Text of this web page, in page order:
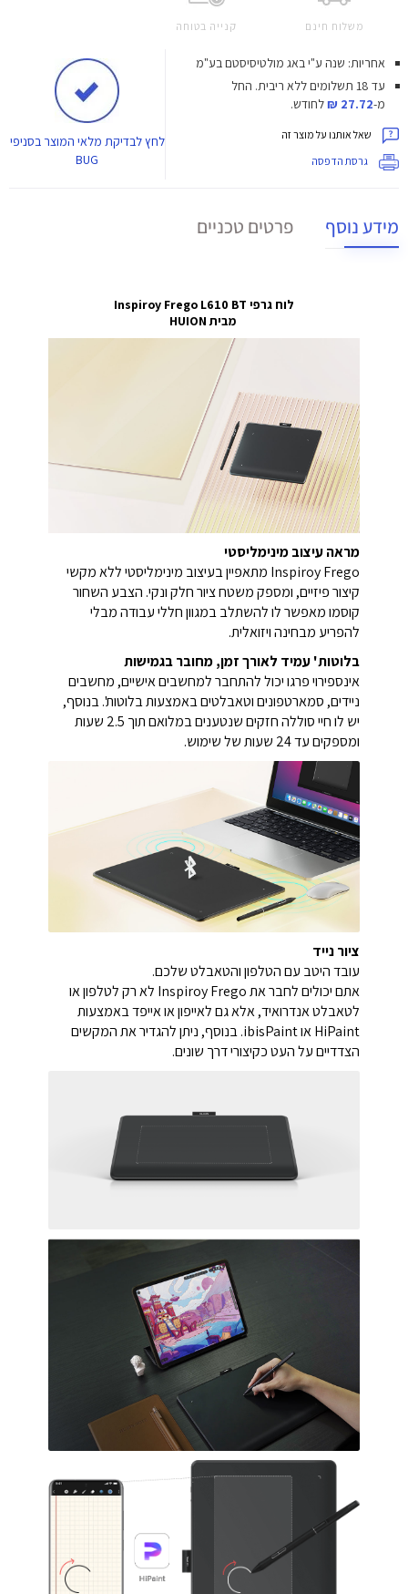
משלוח חינם קנייה בטוחה
אחריות: שנה ע"י באג מולטיסיסטם בע"מ
עד 18 תשלומים ללא ריבית.
החל
מ-27.72 ₪ לחודש.
שאל אותנו על מוצר זה
גרסת הדפסה
לחץלבדיקת מלאי המוצר בסניפי
BUG
מידע נוסף פרטים טכניים
לוח גרפי Inspiroy Frego L610 BT
מבית HUION
מראה עיצוב מינימליסטי
Inspiroy Frego מתאפיין בעיצוב מינימליסטי ללא מקשי
קיצור פיזיים, ומספק משטח ציור חלק ונקי. הצבע השחור
קוסמו מאפשר לו להשתלב במגוון חללי עבודה מבלי
להפריע מבחינה ויזואלית.
בלוטות' עמיד לאורך זמן, מחובר בגמישות
אינספירוי פרגו יכול להתחבר למחשבים אישיים, מחשבים
ניידים, סמארטפונים וטאבלטים באמצעות בלוטות'. בנוסף,
יש לו חיי סוללה חזקים שנטענים במלואם תוך 2.5 שעות
ומספקים עד 24 שעות של שימוש.
ציור נייד
עובד היטב עם הטלפון והטאבלט שלכם.
אתם יכולים לחבר את Inspiroy Frego לא רק לטלפון או
לטאבלט אנדרואיד, אלא גם לאייפון או אייפד באמצעות
HiPaint או ibisPaint. בנוסף, ניתן להגדיר את המקשים
הצדדיים על העט כקיצורי דרך שונים.